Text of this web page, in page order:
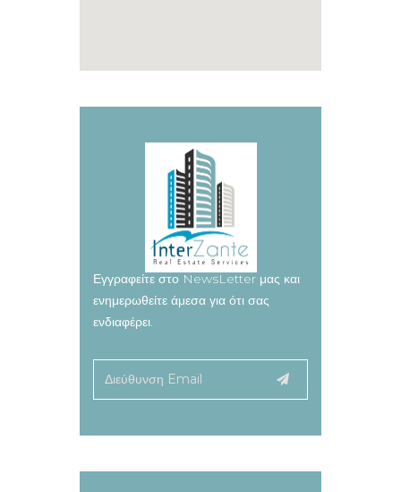
Εγγραφείτε στο NewsLetter μας και
ενημερωθείτε άμεσα για ότι σας
ενδιαφέρει.